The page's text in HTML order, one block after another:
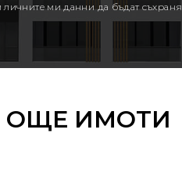
личните ми данни да бъдат
ОЩЕ ИМОТИ